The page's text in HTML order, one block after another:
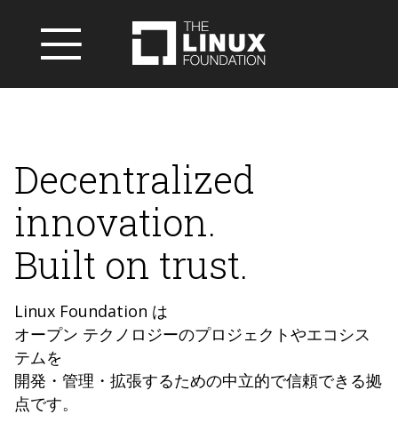
Decentralized
innovation.
Built on trust.
Linux Foundation は
オープン テクノロジーのプロジェクトやエコシス
テムを
開発・管理・拡張するための中立的で信頼できる拠
点です。